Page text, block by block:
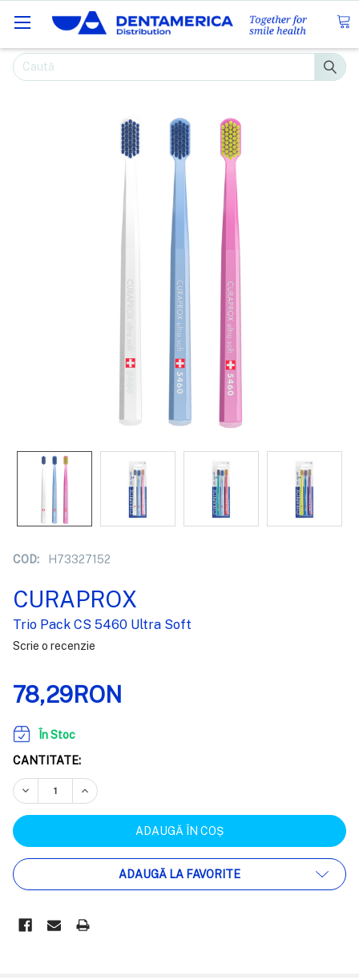
Caută
COD: H73327152
CURAPROX
Trio Pack CS 5460 Ultra Soft
Scrie o recenzie
78,29RON
În Stoc
CANTITATE:
REDUCEȚI CANTITATEA:
CREȘTEȚI CANTITATEA:
ADAUGĂ LA FAVORITE